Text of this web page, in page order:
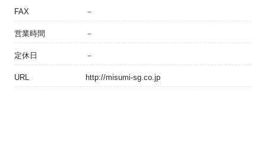
FAX －
営業時間 －
定休日 －
URL http://misumi-sg.co.jp